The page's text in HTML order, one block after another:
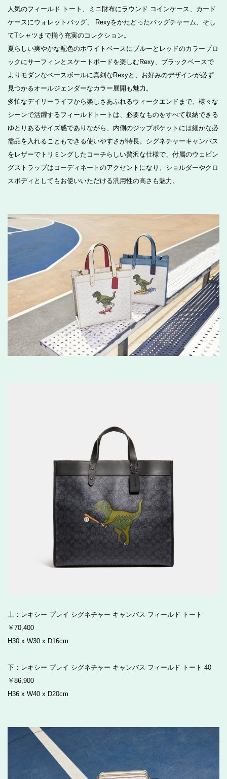
人気のフィールド トート、ミニ財布にラウンド コインケース、カード
ケースにウォレットバッグ、 Rexyをかたどったバッグチャーム、そし
てTシャツまで揃う充実のコレクション。
夏らしい爽やかな配色のホワイトベースにブルーとレッドのカラーブロ
ックにサーフィンとスケートボードを楽しむRexy、ブラックベースで
よりモダンなベースボールに真剣なRexyと、お好みのデザインが必ず
見つかるオールジェンダーなカラー展開も魅力。
多忙なデイリーライフから楽しさあふれるウィークエンドまで、様々な
シーンで活躍するフィールドトートは、必要なものをすべて収納できる
ゆとりあるサイズ感でありながら、内側のジップポケットには細かな必
需品を入れることもできる使いやすさが特長。シグネチャーキャンバス
をレザーでトリミングしたコーチらしい贅沢な仕様で、付属のウェビン
グストラップはコーディネートのアクセントになり、ショルダーやクロ
スボディとしてもお使いいただける汎用性の高さも魅力。
上：レキシー プレイ シグネチャー キャンバス フィールド トート
￥70,400
H30 x W30 x D16cm
下：レキシー プレイ シグネチャー キャンバス フィールド トート 40
￥86,900
H36 x W40 x D20cm